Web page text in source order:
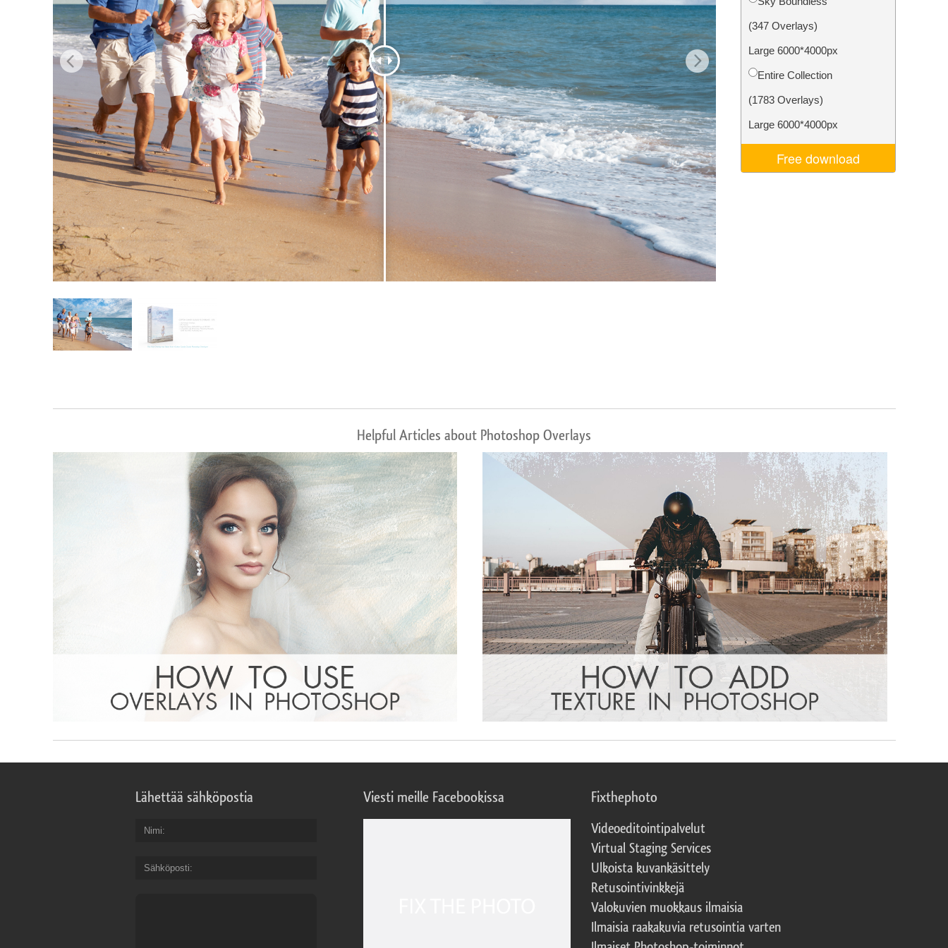
Tuotteen valokuvien muokkaus Korujen valokuvien muokkaus AI-koulutusdata Video Editing Services
(347 Overlays)
Large 6000*4000px
Entire Collection
(1783 Overlays)
Large 6000*4000px
Free download
Helpful Articles about Photoshop Overlays
Lähettää sähköpostia
Nimi
Sähköposti
Viesti meille Facebookissa Fixthephoto
Videoeditointipalvelut
Virtual Staging Services
Ulkoista kuvankäsittely
Retusointivinkkejä
Valokuvien muokkaus ilmaisia
Ilmaisia raakakuvia retusointia varten